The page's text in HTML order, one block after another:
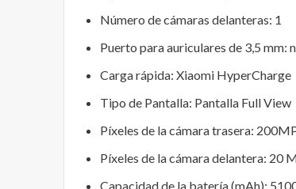
Número de cámaras delanteras: 1
Puerto para auriculares de 3,5 mm:
Carga rápida: Xiaomi HyperCharge
Tipo de Pantalla: Pantalla Full View
Píxeles de la cámara trasera:
Píxeles de la cámara delantera: 20
Capacidad de la batería (mAh):